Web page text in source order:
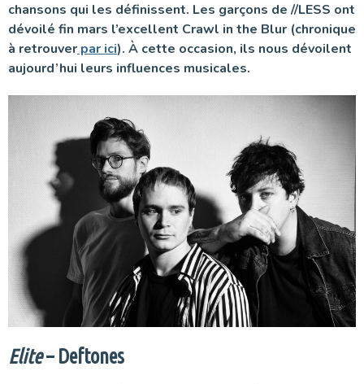
chansons qui les définissent. Les garçons de //LESS ont
dévoilé fin mars l’excellent Crawl in the Blur (chronique
à retrouver par ici). À cette occasion, ils nous dévoilent
aujourd’hui leurs influences musicales.
Elite– Deftones